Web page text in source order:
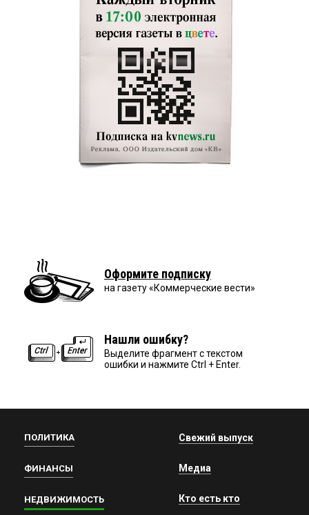
Оформите подписку
на газету «Коммерческие вести»
Нашли ошибку?
Выделите фрагмент с текстом
ошибки и нажмите Ctrl + Enter.
ПОЛИТИКА
ФИНАНСЫ
НЕДВИЖИМОСТЬ
Свежий выпуск
Медиа
Кто есть кто